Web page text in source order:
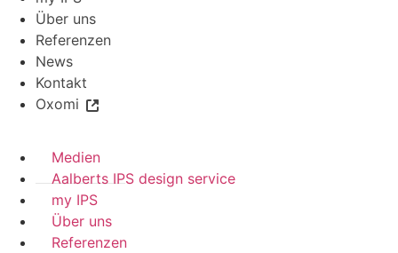
Über uns
Referenzen
News
Kontakt
Oxomi
Medien
Aalberts IPS design service
my IPS
Über uns
Referenzen